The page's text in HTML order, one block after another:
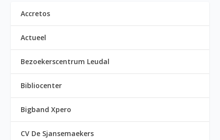
Accretos
Actueel
Bezoekerscentrum Leudal
Bibliocenter
Bigband Xpero
CV De Sjansemaekers